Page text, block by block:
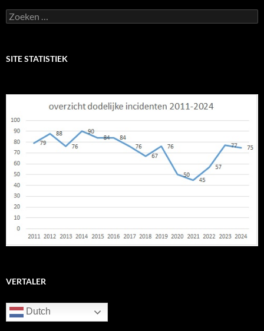
Zoeken
naar:
SITE STATISTIEK
VERTALER
Dutch